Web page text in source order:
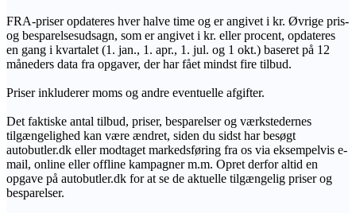
FRA-priser opdateres hver halve time og er angivet i kr. Øvrige pris-
og besparelsesudsagn, som er angivet i kr. eller procent, opdateres
en gang i kvartalet (1. jan., 1. apr., 1. jul. og 1 okt.) baseret på 12
måneders data fra opgaver, der har fået mindst fire tilbud.
Priser inkluderer moms og andre eventuelle afgifter.
Det faktiske antal tilbud, priser, besparelser og værkstedernes
tilgængelighed kan være ændret, siden du sidst har besøgt
autobutler.dk eller modtaget markedsføring fra os via eksempelvis e-
mail, online eller offline kampagner m.m. Opret derfor altid en
opgave på autobutler.dk for at se de aktuelle tilgængelig priser og
besparelser.